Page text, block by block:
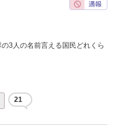
3人の名前言える国民どれくら
21